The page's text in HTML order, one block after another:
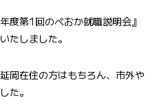
度第1回のべおか就職説明会』
たしました。
岡在住の方はもちろん、市外や
た。